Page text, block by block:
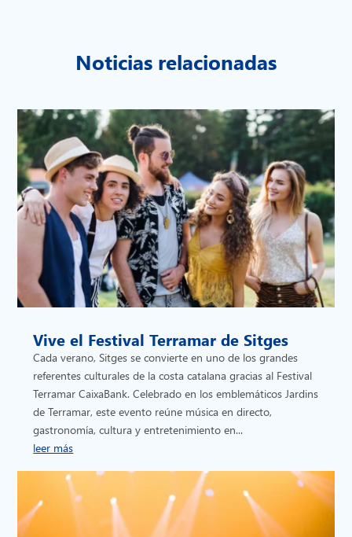
Noticias relacionadas
Vive el Festival Terramar de Sitges
Cada verano, Sitges se convierte en uno de los grandes
referentes culturales de la costa catalana gracias al Festival
Terramar CaixaBank. Celebrado en los emblemáticos Jardins
de Terramar, este evento reúne música en directo,
gastronomía, cultura y entretenimiento en...
leer más